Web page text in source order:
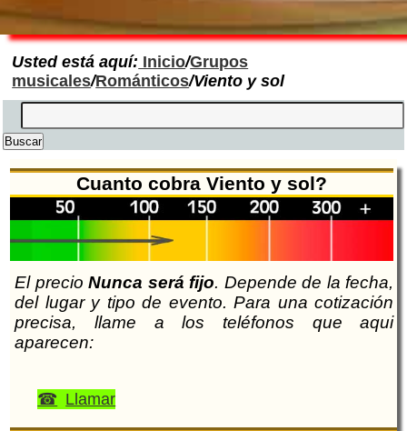
Usted está aquí: Inicio/Grupos
musicales/Románticos/Viento y sol
Cuanto cobra Viento y sol?
El precioNunca será fijo. Depende de la fecha,
del lugar y tipo de evento. Para una cotización
precisa, llame a los teléfonos que aqui
aparecen:
Llamar